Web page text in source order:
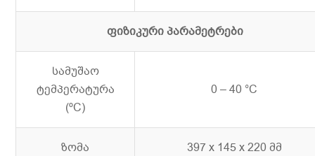
ფიზიკური პარამეტრები
სამუშაო
ტემპერატურა
(ºC)
0 – 40 °C
ზომა 397 x 145 x 220 მმ